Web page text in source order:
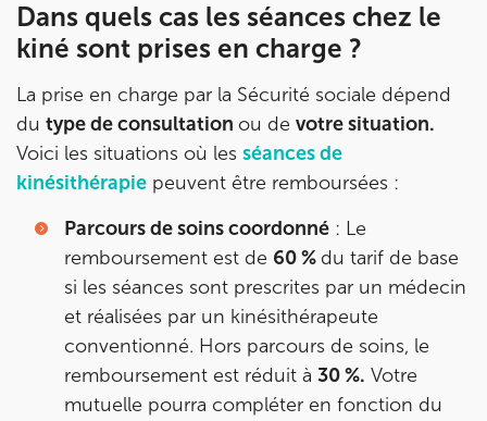
Dans quels cas les séances chez le
kiné sont prises en charge ?
La prise en charge par la Sécurité sociale dépend
du type de consultation ou de votre situation.
Voici les situations où les séances de
kinésithérapie peuvent être remboursées :
Parcours de soins coordonné : Le
remboursement est de 60 % du tarif de base
si les séances sont prescrites par un médecin
et réalisées par un kinésithérapeute
conventionné. Hors parcours de soins, le
remboursement est réduit à 30 %. Votre
mutuelle pourra compléter en fonction du
IK PARIS 16 – TROCADÉRO
8 Av. de Camoens 75116 Paris
Prenez RDV sur
IK PARIS 15 – SÉGUR
75015 Paris